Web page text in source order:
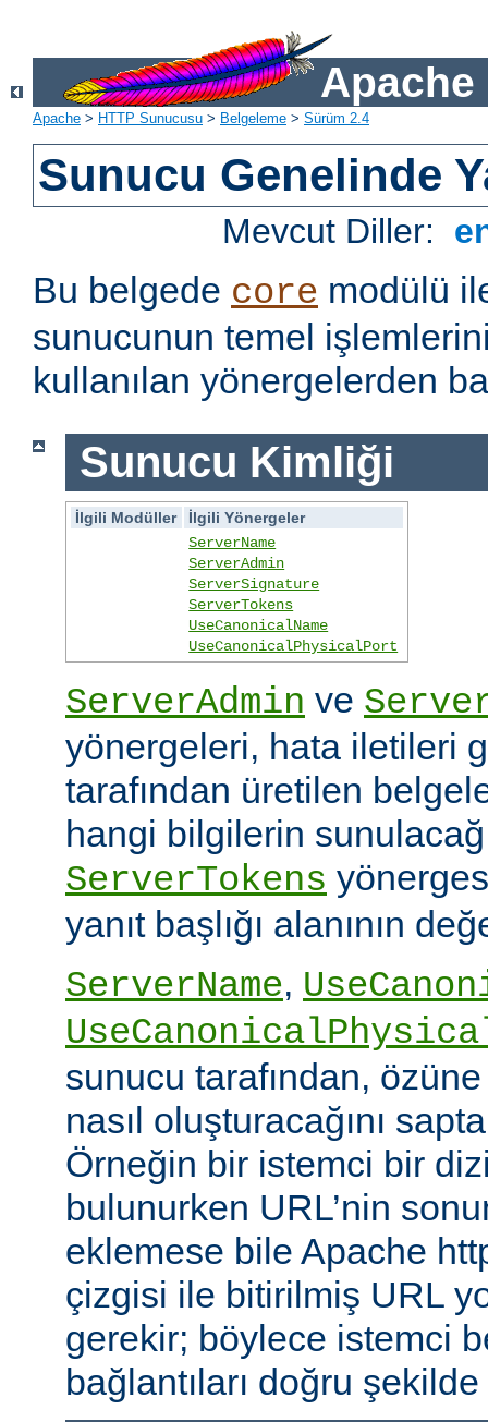
Apache
Apache > HTTP Sunucusu > Belgeleme > Sürüm 2.4
Sunucu Genelinde
Mevcut Diller:
Bu belgede core modülü
sunucunun temel
kullanılan yönergelerden
Sunucu Kimliği
İlgili Modüller
İlgili Yönergeler
ServerName
ServerAdmin
ServerSignature
ServerTokens
UseCanonicalName
UseCanonicalPhysicalPort
ServerAdmin ve
yönergeleri, hata iletileri
tarafından üretilen
hangi bilgilerin
ServerTokens
yanıt başlığı alanının
ServerName,
sunucu tarafından,
nasıl oluşturacağını
Örneğin bir istemci bir
bulunurken URL’nin
eklemese bile Apache
çizgisi ile bitirilmiş URL
gerekir; böylece istemci
bağlantıları doğru